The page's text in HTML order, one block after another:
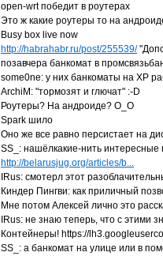
open-wrt победит в роутерах
Это ж какие роутеры то на
Busy box live now
http://habrahabr.ru/post/255539/
позавчера банкомат в
some0ne: у них банкоматы на XP
ArchiM: "тормозят и глючат" :-D
Роутеры? На андроиде? O_O
Spark шило
Оно же все равно персистает на
SS_: нашёлкакие-нить интересные
http://belarusjug.org/articles/b...
IRus: смотерл этот
Киндер Пингви: как приличный
Мне потом Алексей лично это
IRus: не знаю теперь, что с этими
Контейнеры! https://
SS_: а банкомат на улице или в